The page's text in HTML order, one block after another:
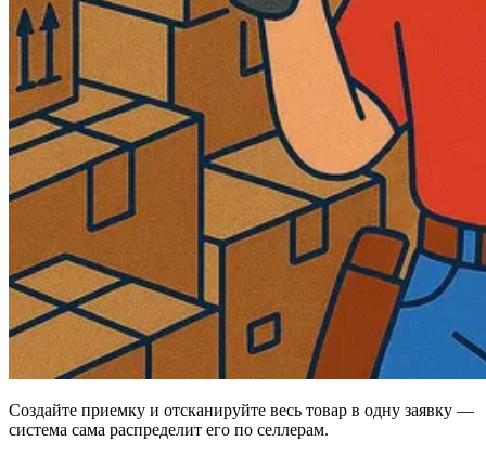
Создайте приемку и отсканируйте весь товар в одну заявку —
система сама распределит его по селлерам.